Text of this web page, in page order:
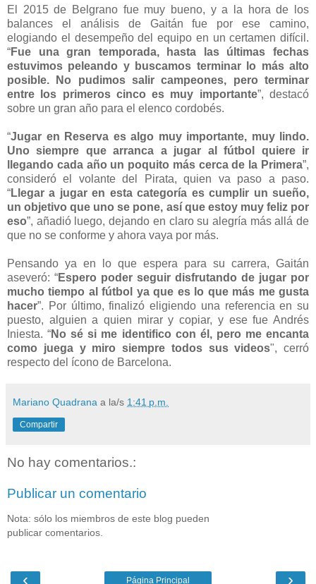
El 2015 de Belgrano fue muy bueno, y a la hora de los
balances el análisis de Gaitán fue por ese camino,
elogiando el desempeño del equipo en un certamen difícil.
“Fue una gran temporada, hasta las últimas fechas
estuvimos peleando y buscamos terminar lo más alto
posible. No pudimos salir campeones, pero terminar
entre los primeros cinco es muy importante”, destacó
sobre un gran año para el elenco cordobés.
“Jugar en Reserva es algo muy importante, muy lindo.
Uno siempre que arranca a jugar al fútbol quiere ir
llegando cada año un poquito más cerca de la Primera”,
consideró el volante del Pirata, quien va paso a paso.
“Llegar a jugar en esta categoría es cumplir un sueño,
un objetivo que uno se pone, así que estoy muy feliz por
eso”, añadió luego, dejando en claro su alegría más allá de
que no se conforme y ahora vaya por más.
Pensando ya en lo que espera para su carrera, Gaitán
aseveró: “Espero poder seguir disfrutando de jugar por
mucho tiempo al fútbol ya que es lo que más me gusta
hacer”. Por último, finalizó eligiendo una referencia en su
puesto, alguien a quien mirar y copiar, y ese fue Andrés
Iniesta. “No sé si me identifico con él, pero me encanta
como juega y miro siempre todos sus videos", cerró
respecto del ícono de Barcelona.
Mariano Quadrana a la/s 1:41 p.m.
Compartir
No hay comentarios.:
Publicar un comentario
Nota: sólo los miembros de este blog pueden
publicar comentarios.
‹ ›
Página Principal